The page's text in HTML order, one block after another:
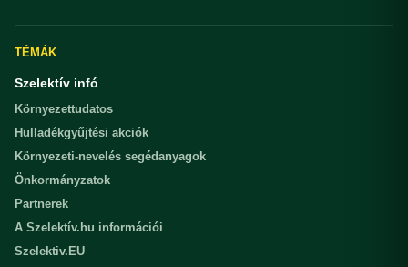
TÉMÁK
Szelektív infó
Környezettudatos
Hulladékgyűjtési akciók
Környezeti-nevelés segédanyagok
Önkormányzatok
Partnerek
A Szelektív.hu információi
Szelektiv.EU